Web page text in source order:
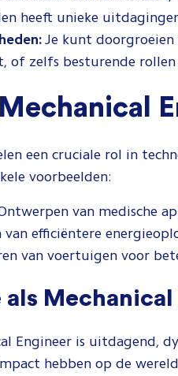
heeft unieke
Je kunt doorgroeien
of zelfs besturende rollen
een cruciale rol in
voorbeelden:
van medische
efficiëntere
van voertuigen voor
als
Engineer is uitdagend,
hebben op de